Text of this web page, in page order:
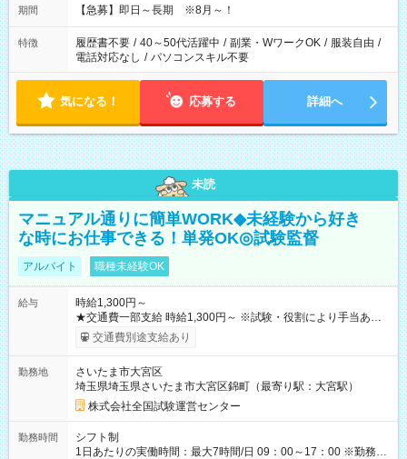
期間 【急募】即日～長期 ※8月～！
特徴 履歴書不要 / 40～50代活躍中 / 副業・WワークOK / 服装自由 /
電話対応なし / パソコンスキル不要
気になる！ 応募する 詳細へ
未読
マニュアル通りに簡単WORK◆未経験から好き
な時にお仕事できる！単発OK◎試験監督
アルバイト 職種未経験OK
給与
時給1,300円～
★交通費一部支給 時給1,300円～ ※試験・役割により手当あり
※勤務回数により昇給あり 【即給（前払い）オプションあ
り！】 希望される場合、勤務から1週間ほどで給与の一部を受け
例】 ・河合塾模擬試験 8:30～17:30（休憩1時間） 時給1,300円
×8時間＝日収10,400円＋交通費 ※当日の役割により時給＋100
円の場合あり ・国家試験 7:00～13:30（休憩なし） 時給1,300
円（役割手当＋100円）×6時間＝日収8,400円＋交通費 【試用期
間】試用期間なし
交通費別途支給あり
勤務地
さいたま市大宮区
埼玉県埼玉県さいたま市大宮区錦町（最寄り駅：大宮駅）
株式会社全国試験運営センター
勤務時間
シフト制
1日あたりの実働時間：最大7時間/日 09：00～17：00 ※勤務時